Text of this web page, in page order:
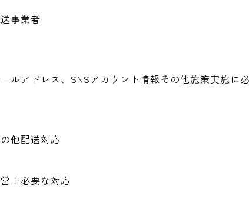
事業者
ルアドレス、SNSアカウント情報その他施策実施に
他配送対応
上必要な対応